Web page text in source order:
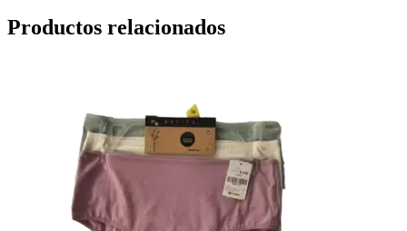
Productos relacionados